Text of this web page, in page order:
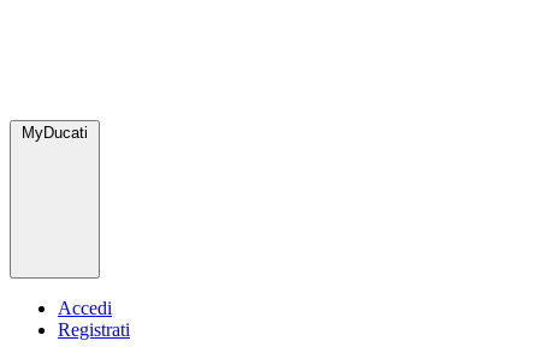
MyDucati
Accedi
Registrati